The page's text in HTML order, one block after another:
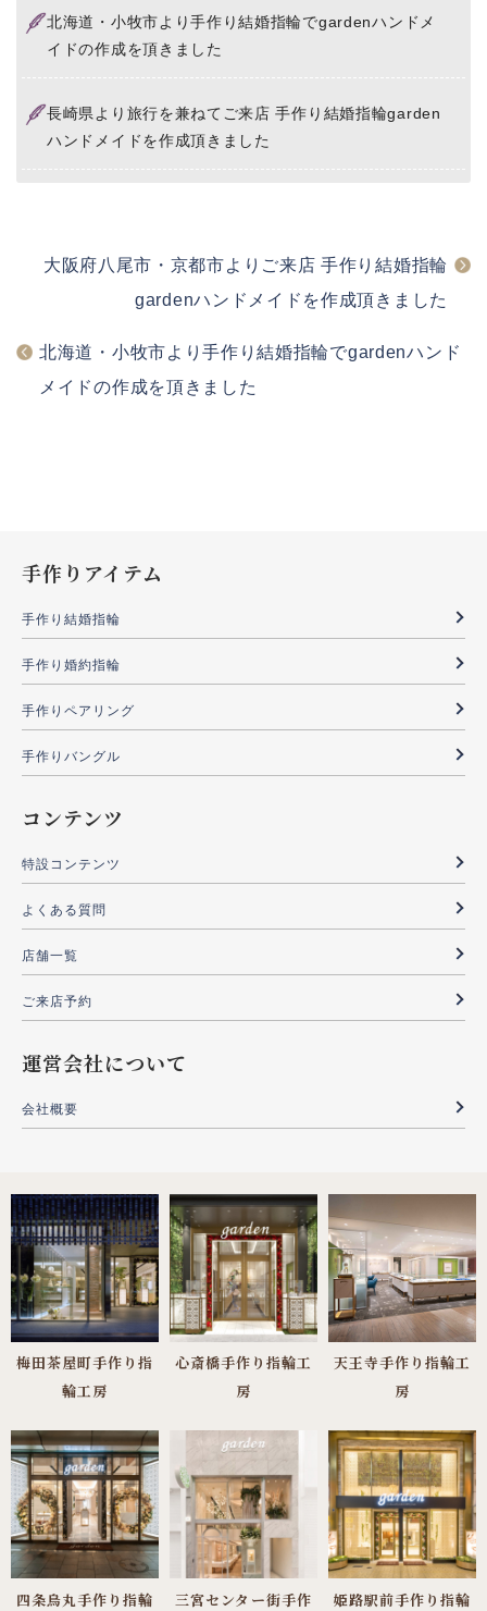
北海道・小牧市より手作り結婚指輪でgardenハンドメ
イドの作成を頂きました
長崎県より旅行を兼ねてご来店 手作り結婚指輪garden
ハンドメイドを作成頂きました
大阪府八尾市・京都市よりご来店 手作り結婚指輪
gardenハンドメイドを作成頂きました
北海道・小牧市より手作り結婚指輪でgardenハンド
メイドの作成を頂きました
手作りアイテム
手作り結婚指輪
手作り婚約指輪
手作りペアリング
手作りバングル
コンテンツ
特設コンテンツ
よくある質問
店舗一覧
ご来店予約
運営会社について
会社概要
梅田茶屋町手作り指
輪工房
心斎橋手作り指輪工
房
天王寺手作り指輪工
房
四条烏丸手作り指輪 三宮センター街手作 姫路駅前手作り指輪